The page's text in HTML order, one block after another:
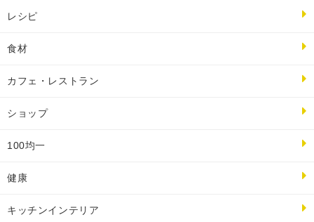
レシピ
食材
カフェ・レストラン
ショップ
100均一
健康
キッチンインテリア